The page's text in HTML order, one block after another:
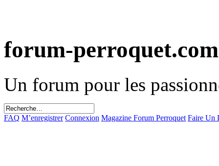
forum-perroquet.com
Un forum pour les
FAQ M’enregistrer Connexion Magazine Forum Perroquet Faire Un